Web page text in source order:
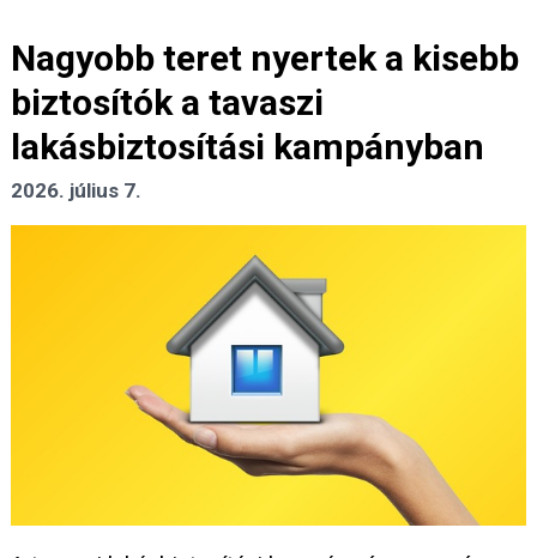
Nagyobb teret nyertek a kisebb
biztosítók a tavaszi
lakásbiztosítási kampányban
2026. július 7.